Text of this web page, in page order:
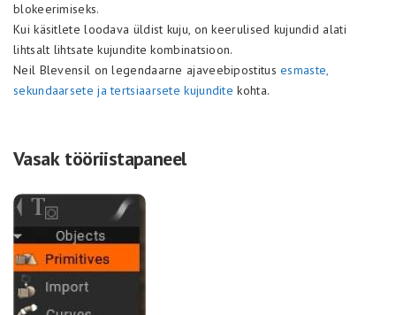
blokeerimiseks.
Kui käsitlete loodava üldist kuju, on keerulised kujundid alati
lihtsalt lihtsate kujundite kombinatsioon.
Neil Blevensil on legendaarne ajaveebipostitusesmaste,
sekundaarsete ja tertsiaarsete kujundite kohta.
Vasak tööriistapaneel